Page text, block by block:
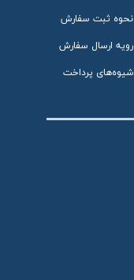
نحوه ثبت سفارش
رویه ارسال سفارش
شیوه‌های پرداخت